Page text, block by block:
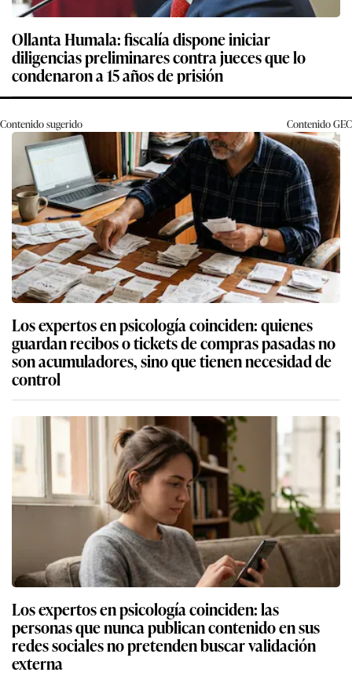
Ollanta Humala: fiscalía dispone iniciar
diligencias preliminares contra jueces que lo
condenaron a 15 años de prisión
Contenido sugerido ContenidoGEC
Los expertos en psicología coinciden: quienes
guardan recibos o tickets de compras pasadas no
son acumuladores, sino que tienen necesidad de
control
Los expertos en psicología coinciden: las
personas que nunca publican contenido en sus
redes sociales no pretenden buscar validación
externa